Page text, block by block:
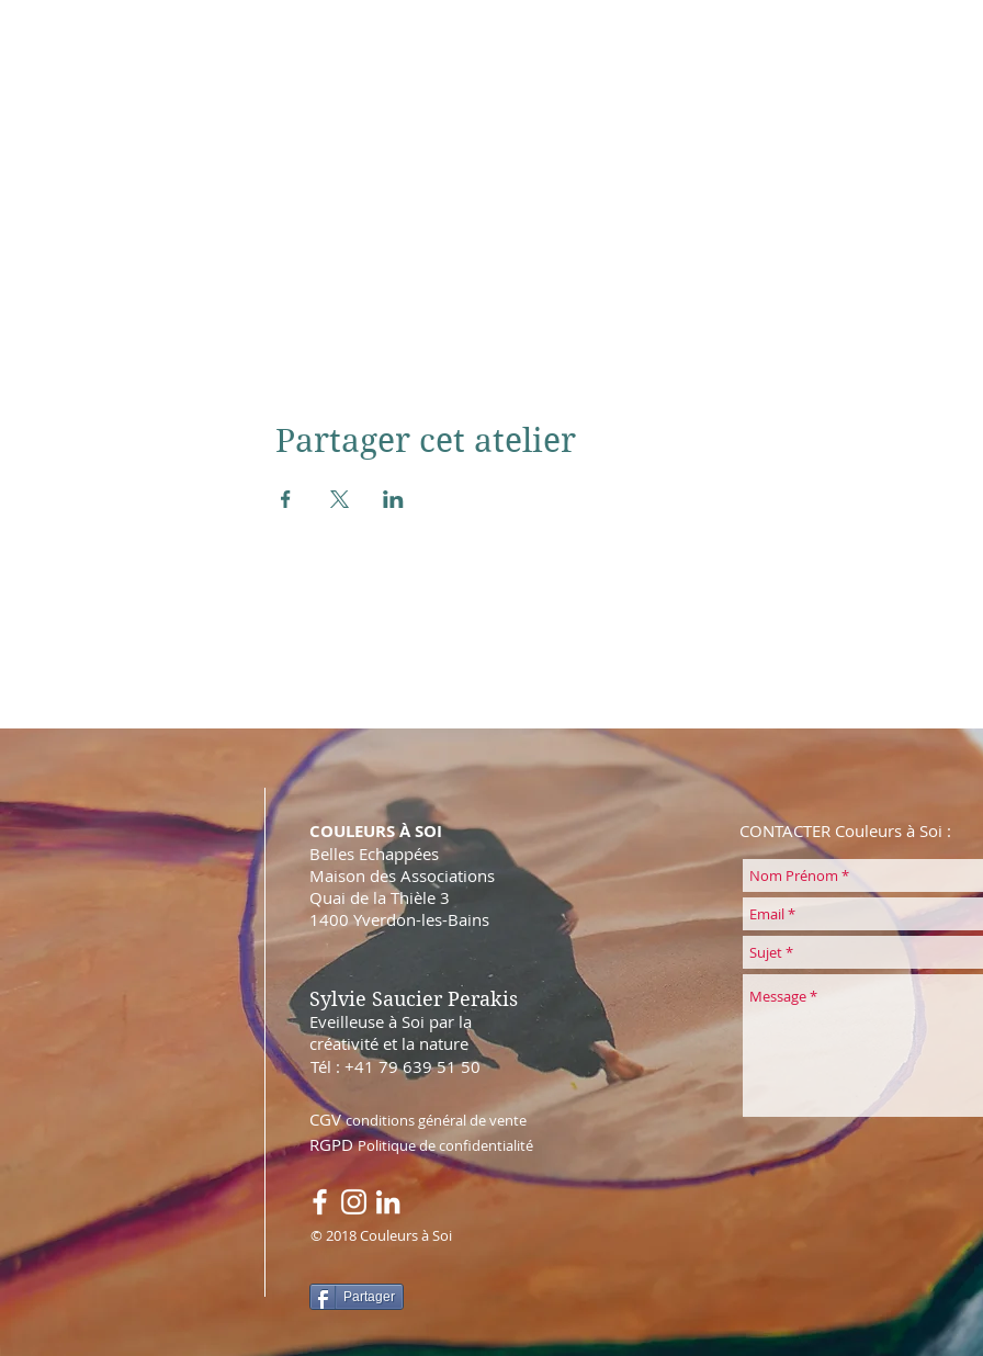
Partager cet atelier
COULEURS À SOI
Belles Echappées
Maison des Associations
Quai de la Thièle 3
1400 Yverdon-les-Bains
Sylvie Saucier Perakis
Eveilleuse à Soi par la
créativité et la nature
Tél : +41 79 639 51 50
CGVconditions général de vente
RGPDPolitique de confidentialité
CONTACTER Couleurs à Soi :
© 2018 Couleurs à Soi
Partager